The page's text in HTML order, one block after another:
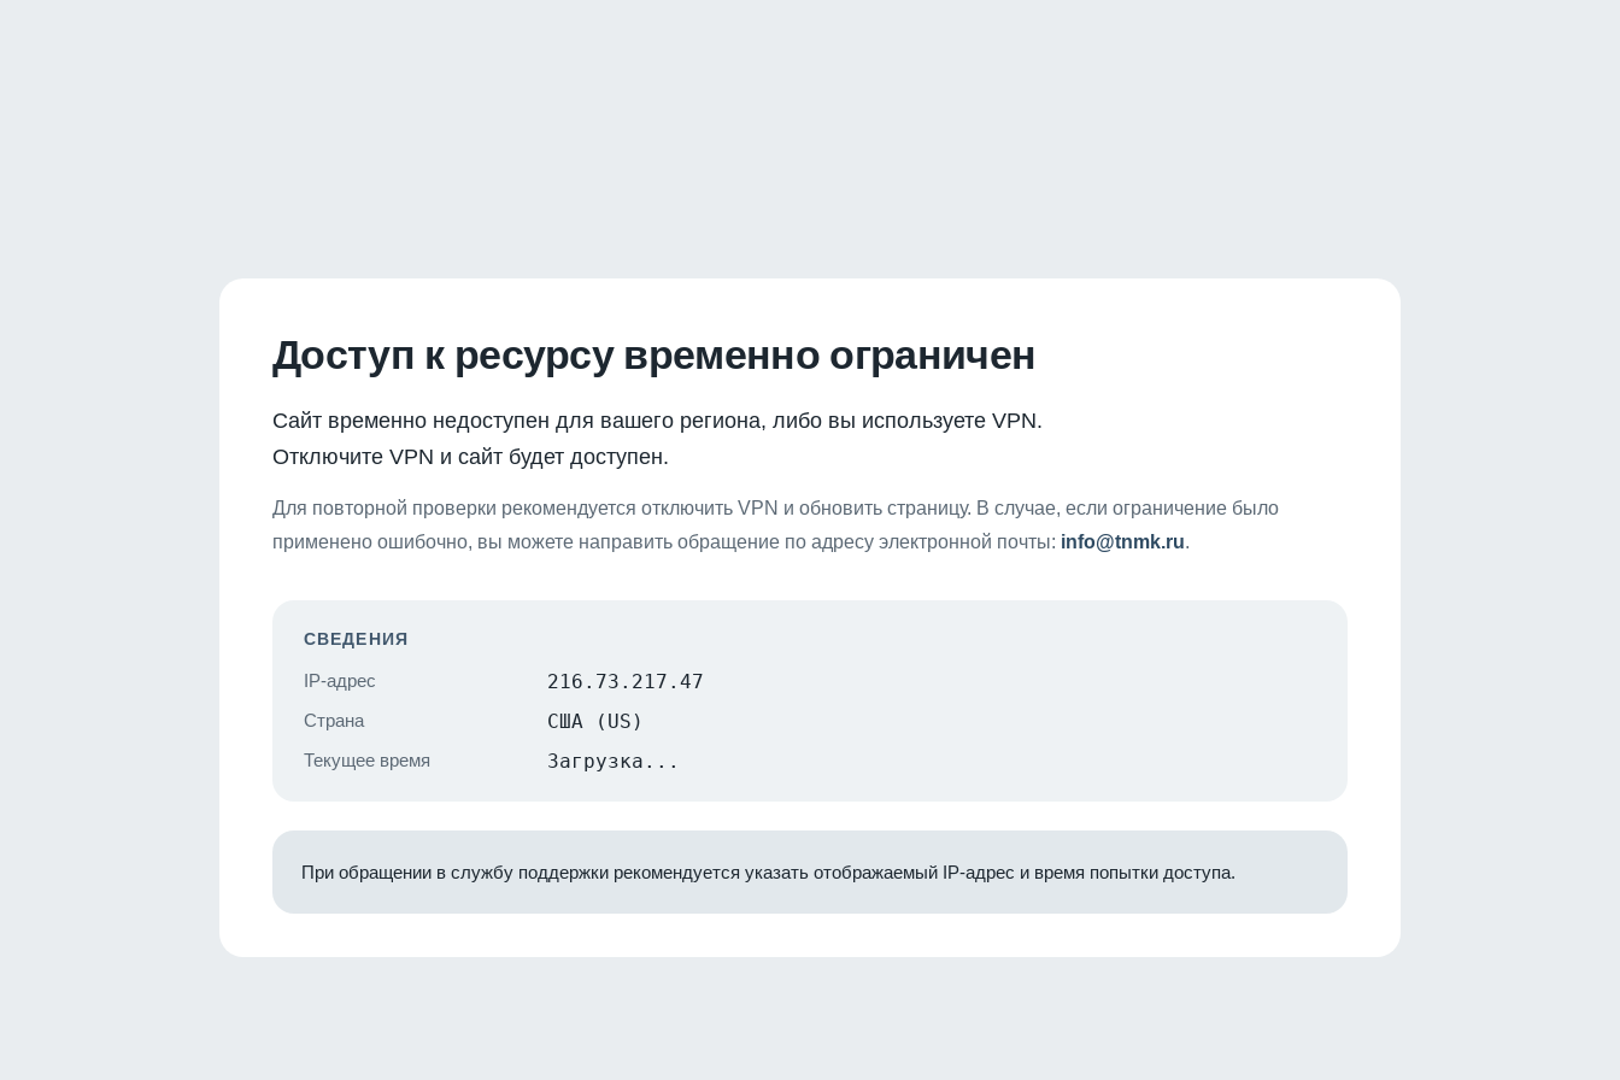
Доступ к ресурсу временно ограничен
Сайт временно недоступен для вашего региона, либо вы используете VPN.
Отключите VPN и сайт будет доступен.
Для повторной проверки рекомендуется отключить VPN и обновить страницу. В случае, если ограничение было
применено ошибочно, вы можете направить обращение по адресу электронной почты: info@tnmk.ru.
СВЕДЕНИЯ
IP-адрес 216.73.217.47
Страна США (US)
Текущее время Загрузка...
При обращении в службу поддержки рекомендуется указать отображаемый IP-адрес и время попытки доступа.